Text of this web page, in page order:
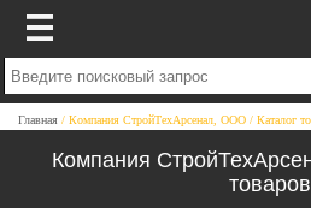
Главная Компания СтройТехАрсенал, ООО Каталог
Компания
товаров